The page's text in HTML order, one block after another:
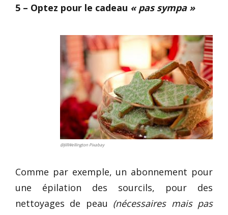
5 – Optez pour le cadeau « pas sympa »
@JillWellington Pixabay
Comme par exemple, un abonnement pour
une épilation des sourcils, pour des
nettoyages de peau (nécessaires mais pas